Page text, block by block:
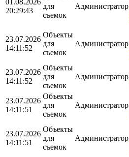
20:29:43
для
съемок
Администратор
23.07.2026
14:11:52
Объекты
для
съемок
Администратор
23.07.2026
14:11:52
Объекты
для
съемок
Администратор
23.07.2026
14:11:51
Объекты
для
съемок
Администратор
23.07.2026
14:11:51
Объекты
для
съемок
Администратор